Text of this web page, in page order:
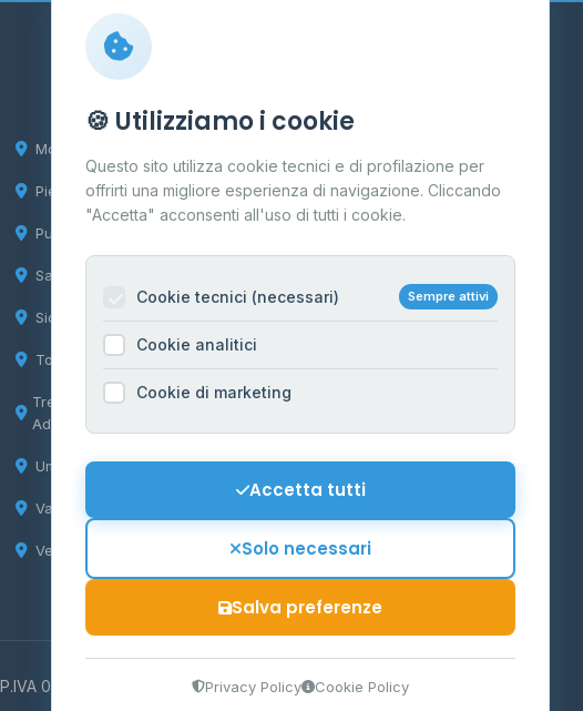
Molise
Piemonte
Puglia
Sardegna
Sicilia
Toscana
Trentino-Alto
Adige
Umbria
Valle d'Aosta
Veneto
Contatti
Per gestori
Informazioni legali
Privacy Policy
Cookie Policy
Mappa del sito
Contattaci
P.IVA 03859300364
🍪 Utilizziamo i cookie
Questo sito utilizza cookie tecnici e di profilazione per
offrirti una migliore esperienza di navigazione. Cliccando
"Accetta" acconsenti all'uso di tutti i cookie.
Cookie tecnici (necessari) Sempre attivi
Cookie analitici
Cookie di marketing
Accetta tutti
Solo necessari
Salva preferenze
Privacy Policy Cookie Policy